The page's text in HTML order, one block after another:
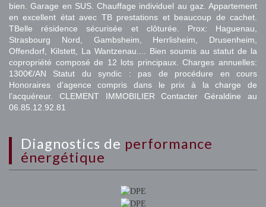
bien. Garage en SUS. Chauffage individuel au gaz. Appartement
en excellent état avec TB prestations et beaucoup de cachet.
TBelle résidence sécurisée et clôturée. Prox: Haguenau,
Strasbourg Nord, Gambsheim, Herrlisheim, Drusenheim,
Offendorf, Kilstett, La Wantzenau.... Bien soumis au statut de la
copropriété composé de 12 lots principaux. Charges annuelles:
1300€/AN Statut du syndic : pas de procédure en cours
Honoraires d'agence compris dans le prix à la charge de
l’acquéreur. CLEMENT IMMOBILIER Contacter Géraldine au
06.85.12.92.81
diagnostics de performance
énergétique